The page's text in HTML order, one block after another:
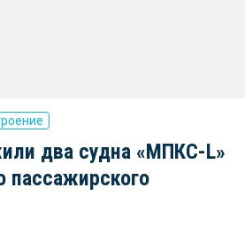
два судна «МПКС-L»
пассажирского